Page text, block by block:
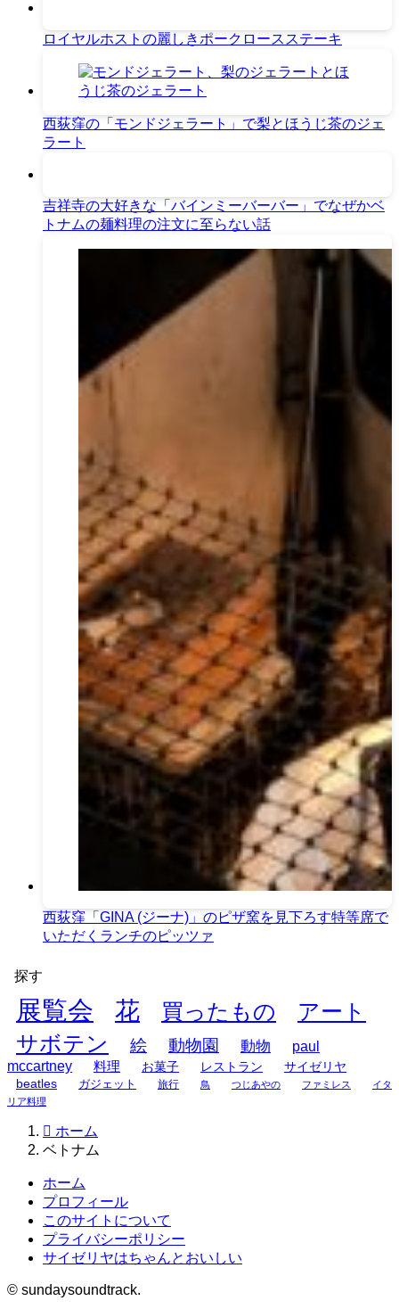
ロイヤルホストの麗しきポークロースステーキ
西荻窪の「モンドジェラート」で梨とほうじ茶のジェ
ラート
吉祥寺の大好きな「バインミーバーバー」でなぜかベ
トナムの麺料理の注文に至らない話
西荻窪「GINA (ジーナ)」のピザ窯を見下ろす特等席で
いただくランチのピッツァ
探す
展覧会 花 買ったもの アート
サボテン 絵 動物園 動物
paul
mccartney
料理 お菓子 レストラン サイゼリヤ
beatles ガジェット 旅行 鳥 つじあやの ファミレス
イタ
リア料理
ホーム
ベトナム
ホーム
プロフィール
このサイトについて
プライバシーポリシー
サイゼリヤはちゃんとおいしい
© sundaysoundtrack.